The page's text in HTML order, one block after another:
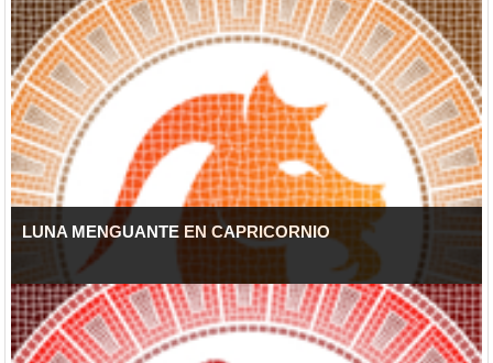
LUNA MENGUANTE EN CAPRICORNIO